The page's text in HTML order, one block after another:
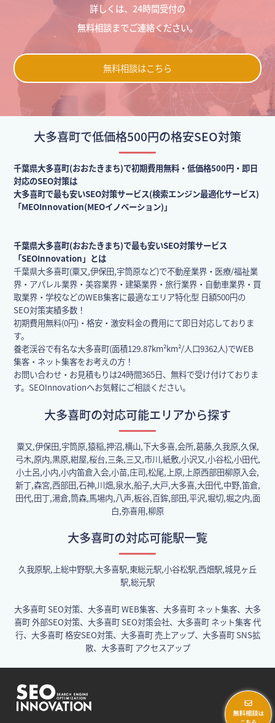
詳しくは、24時間受付の
無料相談までご連絡ください。
無料相談はこちら
大多喜町で低価格500円の格安SEO対策
千葉県大多喜町(おおたきまち)で初期費用無料・低価格500円・即日
対応のSEO対策は
大多喜町で最も安いSEO対策サービス(検索エンジン最適化サービス)
「MEOInnovation(MEOイノベーション)」
千葉県大多喜町(おおたきまち)で最も安いSEO対策サービス
「SEOInnovation」とは
千葉県大多喜町(粟又,伊保田,宇筒原など)で不動産業界・医療/福祉業
界・アパレル業界・美容業界・建築業界・旅行業界・自動車業界・買
取業界・学校などのWEB集客に最適なエリア特化型 日額500円の
SEO対策実績多数！
初期費用無料(0円)・格安・激安料金の費用にて即日対応しておりま
す。
養老渓谷で有名な大多喜町(面積129.87km²km²/人口9362人)でWEB
集客・ネット集客をお考えの方！
お問い合わせ・お見積もりは24時間365日、無料で受け付けておりま
す。SEOInnovationへお気軽にご相談ください。
大多喜町の対応可能エリアから探す
粟又,伊保田,宇筒原,猿稲,押沼,横山,下大多喜,会所,葛藤,久我原,久保,
弓木,原内,黒原,紺屋,桜台,三条,三又,市川,紙敷,小沢又,小谷松,小田代,
小土呂,小内,小内笛倉入会,小苗,庄司,松尾,上原,上原西部田柳原入会,
新丁,森宮,西部田,石神,川畑,泉水,船子,大戸,大多喜,大田代,中野,笛倉,
田代,田丁,湯倉,筒森,馬場内,八声,板谷,百鉾,部田,平沢,堀切,堀之内,面
白,弥喜用,柳原
大多喜町の対応可能駅一覧
久我原駅,上総中野駅,大多喜駅,東総元駅,小谷松駅,西畑駅,城見ヶ丘
駅,総元駅
大多喜町 SEO対策、大多喜町 WEB集客、大多喜町 ネット集客、大多
喜町 外部SEO対策、大多喜町 SEO対策会社、大多喜町 ネット集客 代
行、大多喜町 格安SEO対策、大多喜町 売上アップ、大多喜町 SNS拡
散、大多喜町 アクセスアップ